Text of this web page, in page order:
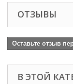
ОТЗЫВЫ
Оставьте отзыв
В ЭТОЙ